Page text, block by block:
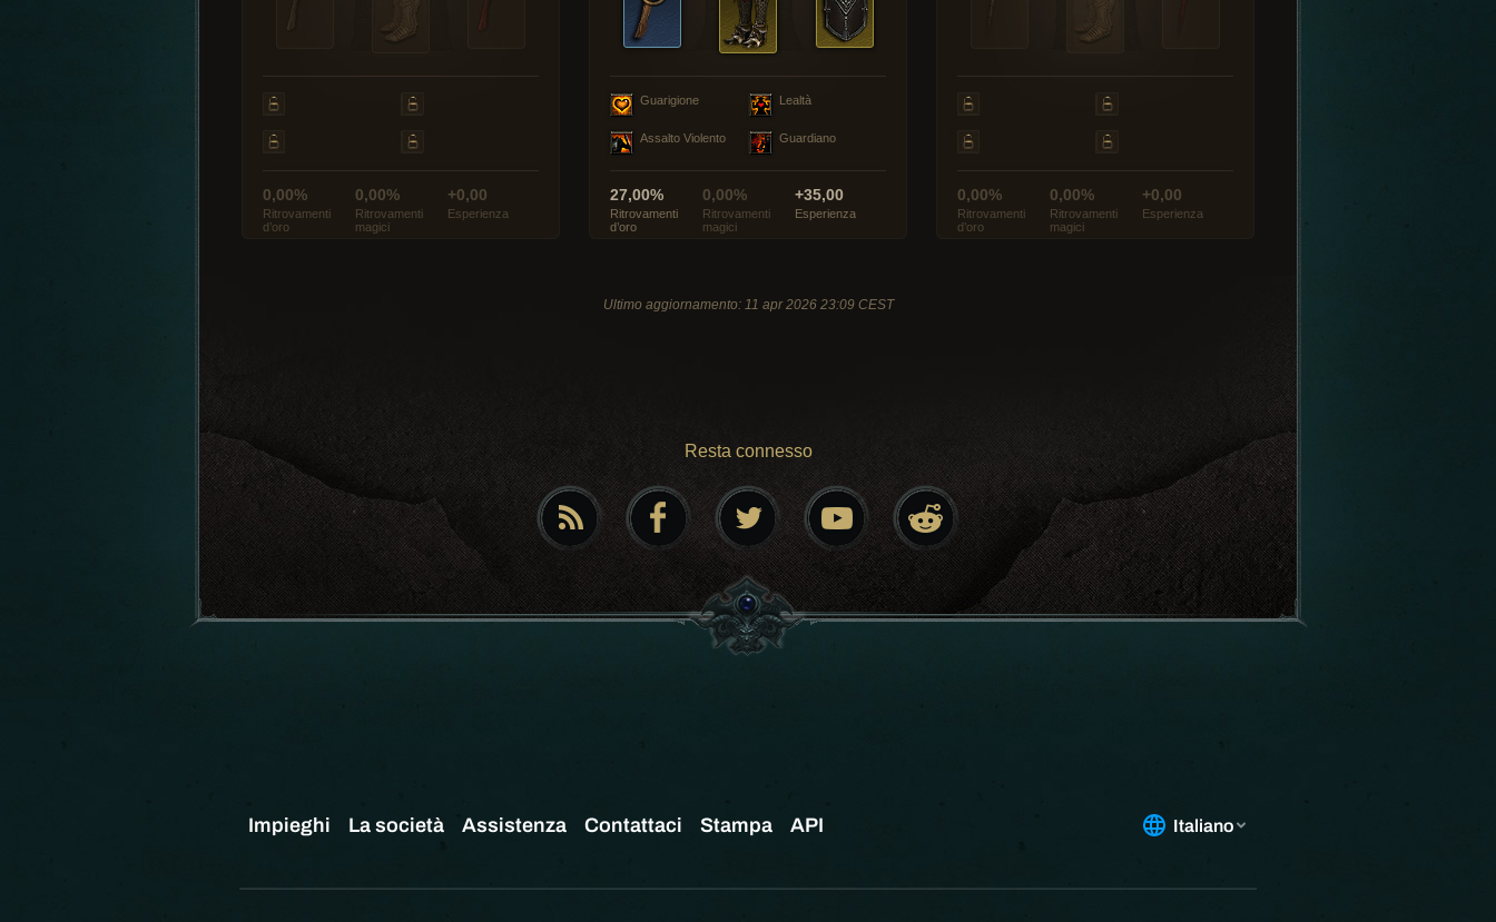
0,00%
Ritrovamenti
d’oro
0,00%
Ritrovamenti
magici
+0,00
Esperienza
Guarigione Lealtà
Assalto Violento Guardiano
27,00%
Ritrovamenti
d’oro
0,00%
Ritrovamenti
magici
+35,00
Esperienza
0,00%
Ritrovamenti
d’oro
0,00%
Ritrovamenti
magici
+0,00
Esperienza
Ultimo aggiornamento: 11 apr 2026 23:09 CEST
Resta connesso